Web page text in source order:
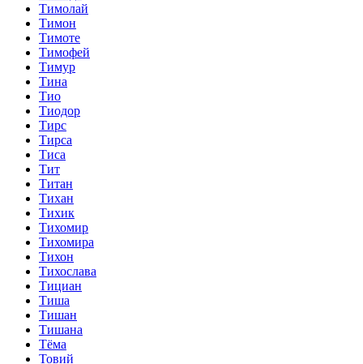
Тимолай
Тимон
Тимоте
Тимофей
Тимур
Тина
Тио
Тиодор
Тирс
Тирса
Тиса
Тит
Титан
Тихан
Тихик
Тихомир
Тихомира
Тихон
Тихослава
Тициан
Тиша
Тишан
Тишана
Тёма
Товий